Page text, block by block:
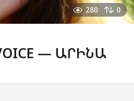
280 0
— ԱՐԻՆԱ